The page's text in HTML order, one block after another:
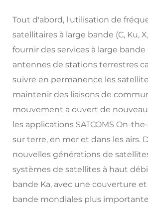
Tout d'abord, l'utilisation de
satellitaires à large bande (C, Ku,
fournir des services à large bande
antennes de stations terrestres
suivre en permanence les
maintenir des liaisons de
mouvement a ouvert de
les applications SATCOMS On-
sur terre, en mer et dans les airs.
nouvelles générations de
systèmes de satellites à haut
bande Ka, avec une couverture
bande mondiales plus